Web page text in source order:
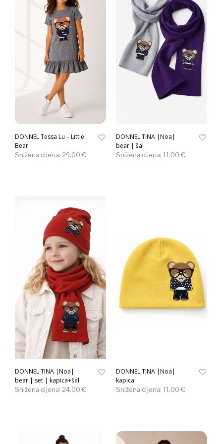
DONNEL Tessa Lu – Little
Bear
Snižena cijena: 29.00€
DONNEL TINA |Noa|
bear | šal
Snižena cijena: 11.00€
DONNEL TINA |Noa|
bear | set | kapica+šal
Snižena cijena: 24.00€
DONNEL TINA |Noa|
kapica
Snižena cijena: 11.00€